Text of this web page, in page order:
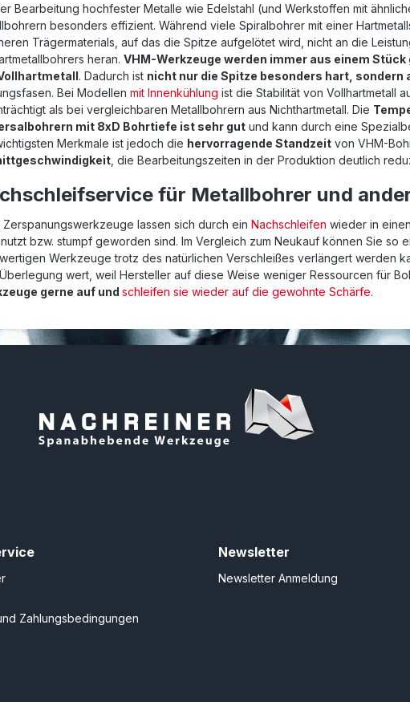
Bearbeitung hochfester Metalle wie Edelstahl (und Werkstoffen mit
besonders effizient. Während viele Spiralbohrer mit einer
Trägermaterials, auf das die Spitze aufgelötet wird, nicht an die
heran. VHM-Werkzeuge werden immer aus einem
. Dadurch ist nicht nur die Spitze besonders hart, sondern
Bei Modellen mit Innenkühlung ist die Stabilität von Vollhartmetall
als bei vergleichbaren Metallbohrern aus Nichthartmetall. Die
mit 8xD Bohrtiefe ist sehr gut und kann durch eine
Merkmale ist jedoch die hervorragende Standzeit von VHM-
, die Bearbeitungszeiten in der Produktion deutlich
für Metallbohrer und
Zerspanungswerkzeuge lassen sich durch ein Nachschleifen wieder in
bzw. stumpf geworden sind. Im Vergleich zum Neukauf können Sie so
Werkzeuge trotz des natürlichen Verschleißes verlängert werden
wert, weil Hersteller auf diese Weise weniger Ressourcen für
gerne auf und schleifen sie wieder auf die gewohnte Schärfe.
Zahlungsbedingungen
Newsletter
Newsletter Anmeldung